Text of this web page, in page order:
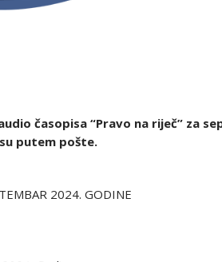
časopisa “Pravo na riječ” za
putem pošte.
2024. GODINE